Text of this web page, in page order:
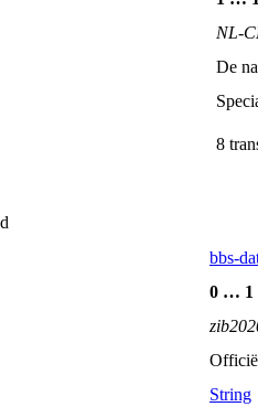
NL-
De
8
bbs-
0 … 1
String